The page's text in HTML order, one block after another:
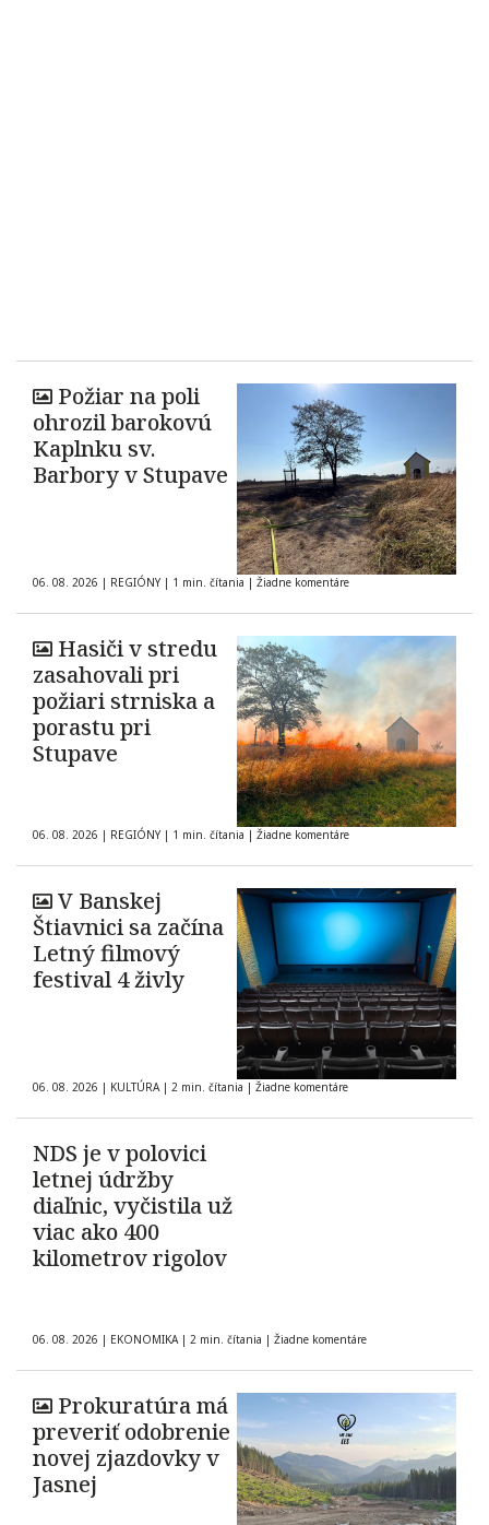
Požiar na poli
ohrozil barokovú
Kaplnku sv.
Barbory v Stupave
06. 08. 2026 | REGIÓNY | 1 min. čítania | Žiadne komentáre
Hasiči v stredu
zasahovali pri
požiari strniska a
porastu pri
Stupave
06. 08. 2026 | REGIÓNY | 1 min. čítania | Žiadne komentáre
V Banskej
Štiavnici sa začína
Letný filmový
festival 4 živly
06. 08. 2026 | KULTÚRA | 2 min. čítania | Žiadne komentáre
NDS je v polovici
letnej údržby
diaľnic, vyčistila už
viac ako 400
kilometrov rigolov
06. 08. 2026 | EKONOMIKA | 2 min. čítania | Žiadne komentáre
Prokuratúra má
preveriť odobrenie
novej zjazdovky v
Jasnej